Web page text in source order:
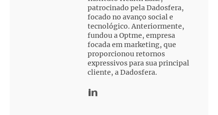
patrocinado pela Dadosfera,
focado no avanço social e
tecnológico. Anteriormente,
fundou a Optme, empresa
focada em marketing, que
proporcionou retornos
expressivos para sua principal
cliente, a Dadosfera.